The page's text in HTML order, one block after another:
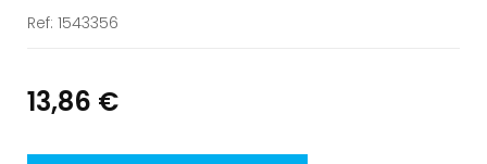
Ref: 1543356
13,86 €